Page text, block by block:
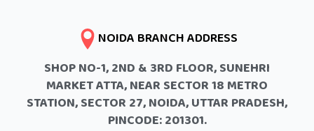
NOIDA BRANCH ADDRESS
SHOP NO-1, 2ND & 3RD FLOOR, SUNEHRI
MARKET ATTA, NEAR SECTOR 18 METRO
STATION, SECTOR 27, NOIDA, UTTAR PRADESH,
PINCODE: 201301.